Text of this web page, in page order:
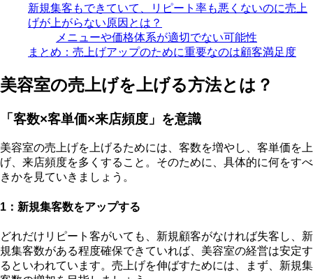
新規集客もできていて、リピート率も悪くないのに売上
げが上がらない原因とは？
メニューや価格体系が適切でない可能性
まとめ：売上げアップのために重要なのは顧客満足度
美容室の売上げを上げる方法とは？
「客数×客単価×来店頻度」を意識
美容室の売上げを上げるためには、客数を増やし、客単価を上
げ、来店頻度を多くすること。そのために、具体的に何をすべ
きかを見ていきましょう。
1：新規集客数をアップする
どれだけリピート客がいても、新規顧客がなければ失客し、新
規集客数がある程度確保できていれば、美容室の経営は安定す
るといわれています。売上げを伸ばすためには、まず、新規集